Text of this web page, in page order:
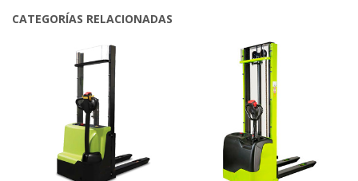
CATEGORÍAS RELACIONADAS